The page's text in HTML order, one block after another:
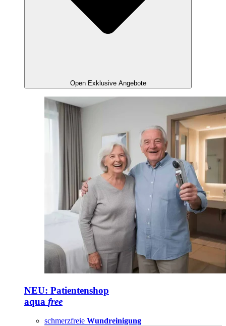
Open Exklusive Angebote
NEU: Patientenshop
aqua free
schmerzfreie Wundreinigung